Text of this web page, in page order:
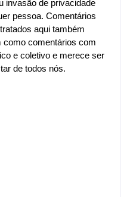
invasão de privacidade
pessoa. Comentários
aqui também
como comentários com
e coletivo e merece ser
de todos nós.